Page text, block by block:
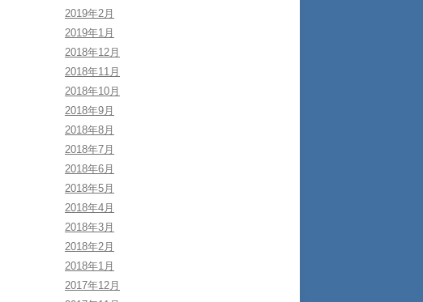
2019年2月
2019年1月
2018年12月
2018年11月
2018年10月
2018年9月
2018年8月
2018年7月
2018年6月
2018年5月
2018年4月
2018年3月
2018年2月
2018年1月
2017年12月